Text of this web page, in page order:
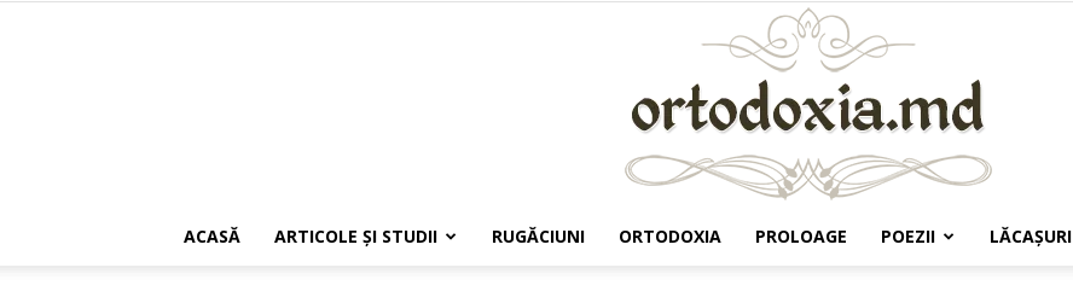
ACASĂ ARTICOLE ŞI STUDII RUGĂCIUNI ORTODOXIA PROLOAGE POEZII LĂCAŞURI